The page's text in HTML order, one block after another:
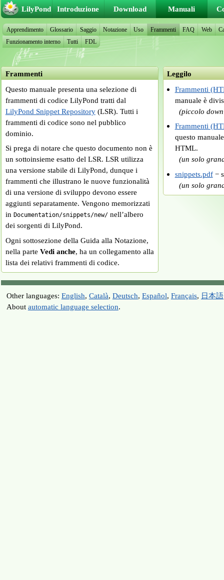
Frammenti
Questo manuale presenta una selezione di
frammenti di codice LilyPond tratti dal
LilyPond Snippet Repository(LSR). Tutti i
frammenti di codice sono nel pubblico
dominio.
Si prega di notare che questo documento non è
un sottoinsieme esatto del LSR. LSR utilizza
una versione stabile di LilyPond, dunque i
frammenti che illustrano le nuove funzionalità
di una versione di sviluppo devono essere
aggiunti separatamente. Vengono memorizzati
in Documentation/snippets/new/nell’albero
dei sorgenti di LilyPond.
Ogni sottosezione della Guida alla Notazione,
nella parte Vedi anche, ha un collegamento alla
lista dei relativi frammenti di codice.
Leggilo
Frammenti
manuale è
(piccolo
Frammenti
questo
HTML.
(un solo
snippets.pdf−
(un solo
Other languages: English, Català, Deutsch, Español, Français, 日本語
About automatic language selection.
LilyPond Introduzione Download Manuali
Apprendimento Glossario Saggio Notazione Uso Frammenti FAQ Web
Funzionamento interno
Tutti FDL